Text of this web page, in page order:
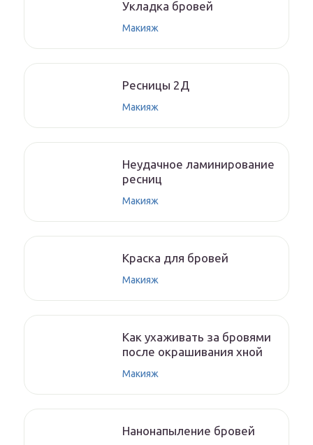
Укладка бровей
Макияж
Ресницы 2Д
Макияж
Неудачное ламинирование
ресниц
Макияж
Краска для бровей
Макияж
Как ухаживать за бровями
после окрашивания хной
Макияж
Нанонапыление бровей